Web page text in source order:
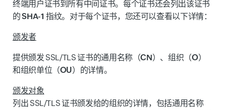
终端用户证书到所有中间证书。每个证书还会列出该证书
的SHA-1 指纹。对于每个证书，您还可以查看以下详情：
颁发者
提供颁发 SSL/TLS 证书的通用名称（CN） 、组织（O）
和组织单位（OU） 的详情。
颁发对象
列出 SSL/TLS 证书颁发给的组织的详情，包括通用名称